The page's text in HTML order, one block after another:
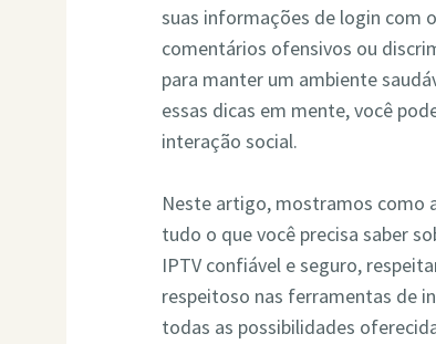
suas informações de login com
comentários ofensivos ou
para manter um ambiente
essas dicas em mente, você
interação social.
Neste artigo, mostramos como
tudo o que você precisa saber
IPTV confiável e seguro,
respeitoso nas ferramentas de
todas as possibilidades